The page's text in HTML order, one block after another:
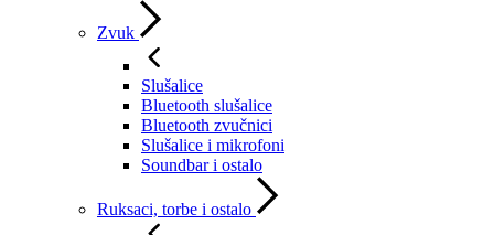
Zvuk
Slušalice
Bluetooth slušalice
Bluetooth zvučnici
Slušalice i mikrofoni
Soundbar i ostalo
Ruksaci, torbe i ostalo